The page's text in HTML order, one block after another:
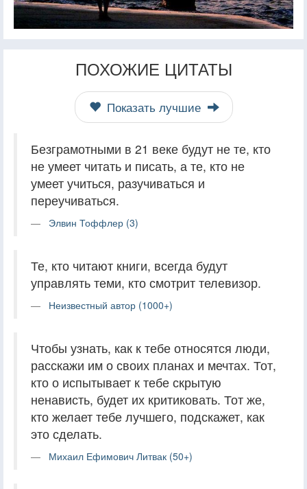
ПОХОЖИЕ ЦИТАТЫ
Показать лучшие
Безграмотными в 21 веке будут не те, кто
не умеет читать и писать, а те, кто не
умеет учиться, разучиваться и
переучиваться.
Элвин Тоффлер (3)
Те, кто читают книги, всегда будут
управлять теми, кто смотрит телевизор.
Неизвестный автор (1000+)
Чтобы узнать, как к тебе относятся люди,
расскажи им о своих планах и мечтах. Тот,
кто о испытывает к тебе скрытую
ненависть, будет их критиковать. Тот же,
кто желает тебе лучшего, подскажет, как
это сделать.
Михаил Ефимович Литвак (50+)